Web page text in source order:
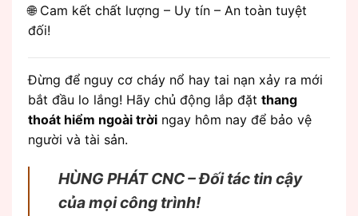
🌐 Cam kết chất lượng – Uy tín – An toàn tuyệt
đối!
Đừng để nguy cơ cháy nổ hay tai nạn xảy ra mới
bắt đầu lo lắng! Hãy chủ động lắp đặt thang
thoát hiểm ngoài trời ngay hôm nay để bảo vệ
người và tài sản.
HÙNG PHÁT CNC – Đối tác tin cậy
của mọi công trình!